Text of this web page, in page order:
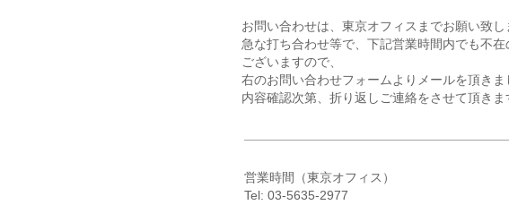
お問い合わせは、東京オフィスまでお願い致し
急な打ち合わせ等で、下記営業時間内でも不在
ございますので、
右のお問い合わせフォームよりメールを頂きま
内容確認次第、折り返しご連絡をさせて頂きま
営業時間（東京オフィス）
Tel: 03-5635-2977